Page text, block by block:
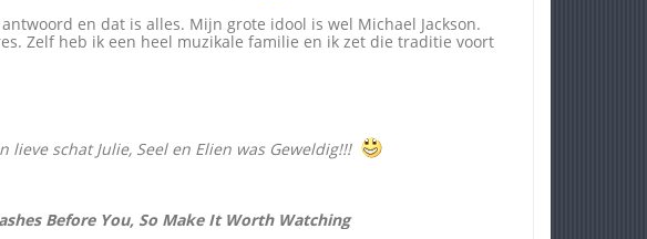
en dat is alles. Mijn grote idool is wel Michael Jackson.
Zelf heb ik een heel muzikale familie en ik zet die traditie voort
schat Julie, Seel en Elien was Geweldig!!!
Before You, So Make It Worth Watching